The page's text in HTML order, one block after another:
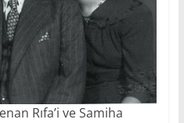
Rıfa’i ve Samiha